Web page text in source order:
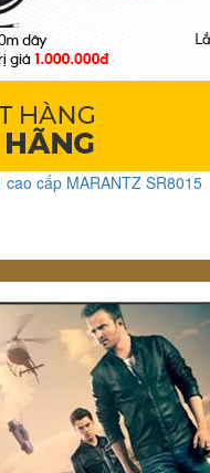
cấp MARANTZ SR8015